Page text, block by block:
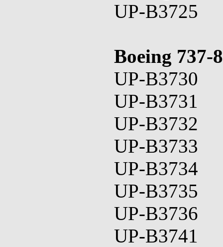
UP-B3725
Boeing 737-
UP-B3730
UP-B3731
UP-B3732
UP-B3733
UP-B3734
UP-B3735
UP-B3736
UP-B3741